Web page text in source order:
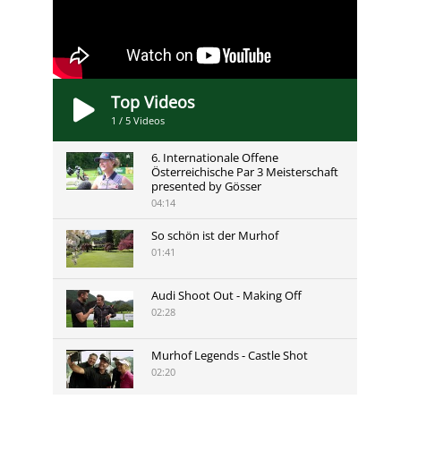
Top Videos
1 / 5 Videos
6. Internationale Offene
Österreichische Par 3 Meisterschaft
presented by Gösser
04:14
So schön ist der Murhof
01:41
Audi Shoot Out - Making Off
02:28
Murhof Legends - Castle Shot
02:20